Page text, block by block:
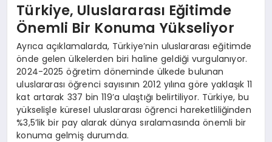
Türkiye, Uluslararası Eğitimde
Önemli Bir Konuma Yükseliyor
Ayrıca açıklamalarda, Türkiye’nin uluslararası eğitimde
önde gelen ülkelerden biri haline geldiği vurgulanıyor.
2024-2025 öğretim döneminde ülkede bulunan
uluslararası öğrenci sayısının 2012 yılına göre yaklaşık 11
kat artarak 337 bin 119’a ulaştığı belirtiliyor. Türkiye, bu
yükselişle küresel uluslararası öğrenci hareketliliğinden
%3,5’lik bir pay alarak dünya sıralamasında önemli bir
konuma gelmiş durumda.